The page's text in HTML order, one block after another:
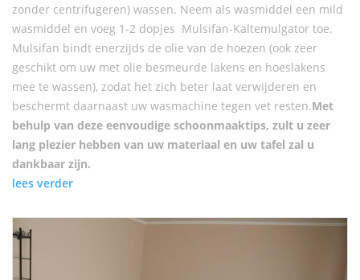
zonder centrifugeren) wassen. Neem als wasmiddel een mild
wasmiddel en voeg 1-2 dopjes Mulsifan-Kaltemulgator toe.
Mulsifan bindt enerzijds de olie van de hoezen (ook zeer
geschikt om uw met olie besmeurde lakens en hoeslakens
mee te wassen), zodat het zich beter laat verwijderen en
beschermt daarnaast uw wasmachine tegen vet resten.Met
behulp van deze eenvoudige schoonmaaktips, zult u zeer
lang plezier hebben van uw materiaal en uw tafel zal u
dankbaar zijn.
lees verder